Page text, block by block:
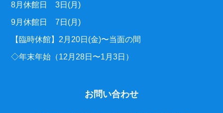
8月休館日 3日(月)
9月休館日 7日(月)
【臨時休館】2月20日(金)〜当面の間
◇年末年始（12月28日〜1月3日）
お問い合わせ